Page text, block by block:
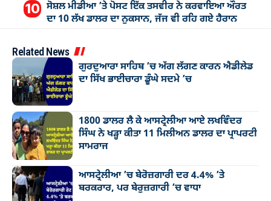
ਸੋਸ਼ਲ ਮੀਡੀਆ ’ਤੇ ਪੋਸਟ ਇੱਕ ਤਸਵੀਰ ਨੇ ਕਰਵਾਇਆ ਔਰਤ
ਦਾ 10 ਲੱਖ ਡਾਲਰ ਦਾ ਨੁਕਸਾਨ, ਜੱਜ ਵੀ ਰਹਿ ਗਏ ਹੈਰਾਨ
Related News
ਗੁਰਦੁਆਰਾ ਸਾਹਿਬ ’ਚ ਅੱਗ ਲੱਗਣ ਕਾਰਨ ਐਡੀਲੇਡ
ਦਾ ਸਿੱਖ ਭਾਈਚਾਰਾ ਡੂੰਘੇ ਸਦਮੇ ’ਚ
1800 ਡਾਲਰ ਲੈ ਕੇ ਆਸਟ੍ਰੇਲੀਆ ਆਏ ਲਖਵਿੰਦਰ
ਸਿੰਘ ਨੇ ਖੜ੍ਹਾ ਕੀਤਾ 11 ਮਿਲੀਅਨ ਡਾਲਰ ਦਾ ਪ੍ਰਾਪਰਟੀ
ਸਾਮਰਾਜ
ਆਸਟ੍ਰੇਲੀਆ ’ਚ ਬੇਰੋਜ਼ਗਾਰੀ ਦਰ 4.4% ’ਤੇ
ਬਰਕਰਾਰ, ਪਰ ਬੇਰੁਜ਼ਗਾਰੀ ’ਚ ਵਾਧਾ